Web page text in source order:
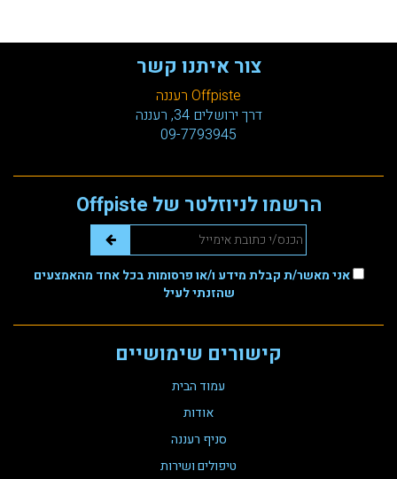
קישורים שימושיים
עמוד הבית
אודות
סניף רעננה
טיפולים ושירות
הרשמו לניוזלטר של Offpiste
אני מאשר/ת קבלת מידע ו/או פרסומות בכל אחד מהאמצעים
שהזנתי לעיל
צור איתנו קשר
Offpiste רעננה
דרך ירושלים 34, רעננה
09-7793945